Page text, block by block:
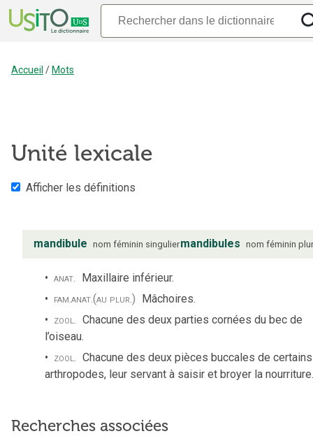
Accueil / Mots
Unité lexicale
Afficher les définitions
mandibule nom féminin singuliermandibules nom féminin
anat. Maxillaire inférieur.
fam.anat.(au plur.) Mâchoires.
zool. Chacune des deux parties cornées du bec de
l’oiseau.
zool. Chacune des deux pièces buccales de certains
arthropodes, leur servant à saisir et broyer la nourriture.
Recherches associées